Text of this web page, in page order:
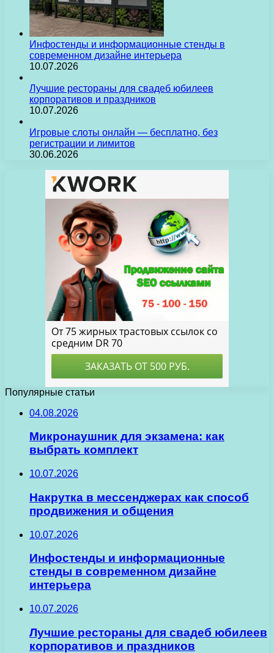
Инфостенды и информационные стенды в
современном дизайне интерьера
10.07.2026
Лучшие рестораны для свадеб юбилеев
корпоративов и праздников
10.07.2026
Игровые слоты онлайн — бесплатно, без
регистрации и лимитов
30.06.2026
Популярные статьи
04.08.2026
Микронаушник для экзамена: как
выбрать комплект
10.07.2026
Накрутка в мессенджерах как способ
продвижения и общения
10.07.2026
Инфостенды и информационные
стенды в современном дизайне
интерьера
10.07.2026
Лучшие рестораны для свадеб юбилеев
корпоративов и праздников